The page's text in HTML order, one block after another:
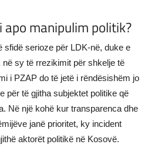
manipulim politik?
sfidë serioze për LDK-në, duke e
sy të rrezikimit për shkelje të
i PZAP do të jetë i rëndësishëm jo
për të gjitha subjektet politike që
Në një kohë kur transparenca dhe
janë prioritet, ky incident
aktorët politikë në Kosovë.